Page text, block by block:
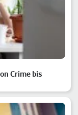
Crime bis